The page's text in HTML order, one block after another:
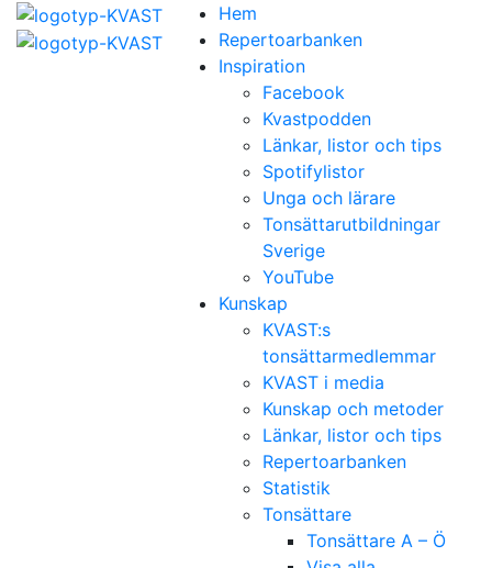
Hem
Repertoarbanken
Inspiration
Facebook
Kvastpodden
Länkar, listor och tips
Spotifylistor
Unga och lärare
Tonsättarutbildningar
Sverige
YouTube
Kunskap
KVAST:s
tonsättarmedlemmar
KVAST i media
Kunskap och metoder
Länkar, listor och tips
Repertoarbanken
Statistik
Tonsättare
Tonsättare A – Ö